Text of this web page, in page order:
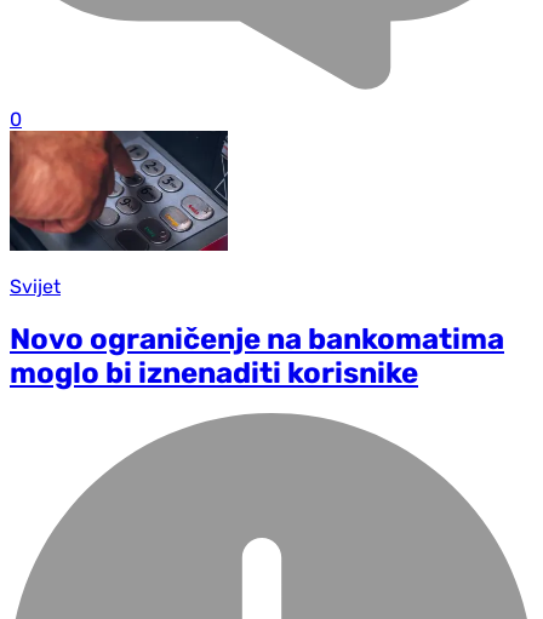
0
Svijet
Novo ograničenje na bankomatima
moglo bi iznenaditi korisnike